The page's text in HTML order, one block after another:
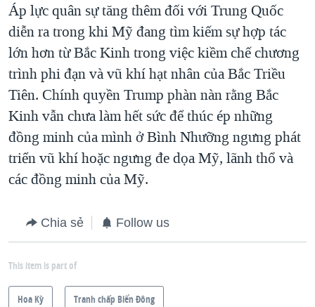
Áp lực quân sự tăng thêm đối với Trung Quốc
diễn ra trong khi Mỹ đang tìm kiếm sự hợp tác
lớn hơn từ Bắc Kinh trong việc kiềm chế chương
trình phi đạn và vũ khí hạt nhân của Bắc Triều
Tiên. Chính quyền Trump phàn nàn rằng Bắc
Kinh vẫn chưa làm hết sức để thúc ép những
đồng minh của mình ở Bình Nhưỡng ngưng phát
triển vũ khí hoặc ngưng đe dọa Mỹ, lãnh thổ và
các đồng minh của Mỹ.
Chia sẻ Follow us
This item is part of
Hoa Kỳ Tranh chấp Biển Đông